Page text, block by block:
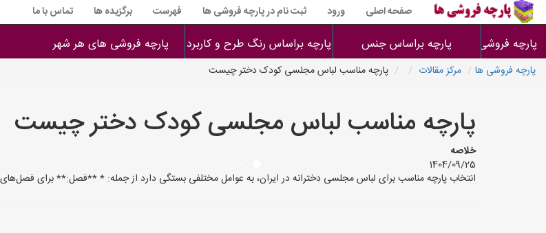
صفحه اصلی ورود ثبت نام در پارچه فروشی ها فهرست برگزیده ها تماس با ما
پارچه فروشی ها پارچه براساس جنس پارچه براساس رنگ طرح و کاربرد پارچه فروشی های هر شهر
پارچه فروشی ها مرکز مقالات پارچه مناسب لباس مجلسی کودک دختر چیست
پارچه مناسب لباس مجلسی کودک دختر چیست
خلاصه
1404/09/25
انتخاب پارچه مناسب برای لباس مجلسی دخترانه در ایران، به عوامل مختلفی بستگی دارد از جمله: * **فصل:** برای